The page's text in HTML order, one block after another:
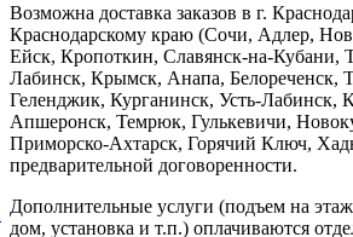
Возможна доставка заказов в г.
Краснодарскому краю (Сочи, Адлер,
Ейск, Кропоткин, Славянск-на-Кубани,
Лабинск, Крымск, Анапа, Белореченск,
Геленджик, Курганинск, Усть-Лабинск,
Апшеронск, Темрюк, Гулькевичи,
Приморско-Ахтарск, Горячий Ключ,
предварительной договоренности.
Дополнительные услуги (подъем на
дом, установка и т.п.) оплачиваются